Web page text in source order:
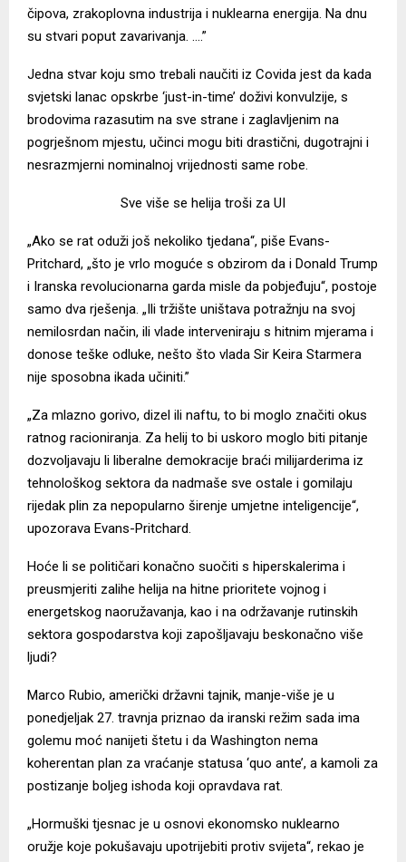
čipova, zrakoplovna industrija i nuklearna energija. Na dnu
su stvari poput zavarivanja. ….”
Jedna stvar koju smo trebali naučiti iz Covida jest da kada
svjetski lanac opskrbe ‘just-in-time’ doživi konvulzije, s
brodovima razasutim na sve strane i zaglavljenim na
pogrješnom mjestu, učinci mogu biti drastični, dugotrajni i
nesrazmjerni nominalnoj vrijednosti same robe.
Sve više se helija troši za UI
„Ako se rat oduži još nekoliko tjedana“, piše Evans-
Pritchard, „što je vrlo moguće s obzirom da i Donald Trump
i Iranska revolucionarna garda misle da pobjeđuju“, postoje
samo dva rješenja. „Ili tržište uništava potražnju na svoj
nemilosrdan način, ili vlade interveniraju s hitnim mjerama i
donose teške odluke, nešto što vlada Sir Keira Starmera
nije sposobna ikada učiniti.”
„Za mlazno gorivo, dizel ili naftu, to bi moglo značiti okus
ratnog racioniranja. Za helij to bi uskoro moglo biti pitanje
dozvoljavaju li liberalne demokracije braći milijarderima iz
tehnološkog sektora da nadmaše sve ostale i gomilaju
rijedak plin za nepopularno širenje umjetne inteligencije“,
upozorava Evans-Pritchard.
Hoće li se političari konačno suočiti s hiperskalerima i
preusmjeriti zalihe helija na hitne prioritete vojnog i
energetskog naoružavanja, kao i na održavanje rutinskih
sektora gospodarstva koji zapošljavaju beskonačno više
ljudi?
Marco Rubio, američki državni tajnik, manje-više je u
ponedjeljak 27. travnja priznao da iranski režim sada ima
golemu moć nanijeti štetu i da Washington nema
koherentan plan za vraćanje statusa ‘quo ante’, a kamoli za
postizanje boljeg ishoda koji opravdava rat.
„Hormuški tjesnac je u osnovi ekonomsko nuklearno
oružje koje pokušavaju upotrijebiti protiv svijeta“, rekao je